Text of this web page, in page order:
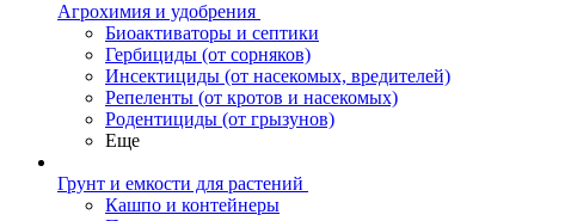
Агрохимия и удобрения
Биоактиваторы и септики
Гербициды (от сорняков)
Инсектициды (от насекомых, вредителей)
Репеленты (от кротов и насекомых)
Родентициды (от грызунов)
Еще
Грунт и емкости для растений
Кашпо и контейнеры